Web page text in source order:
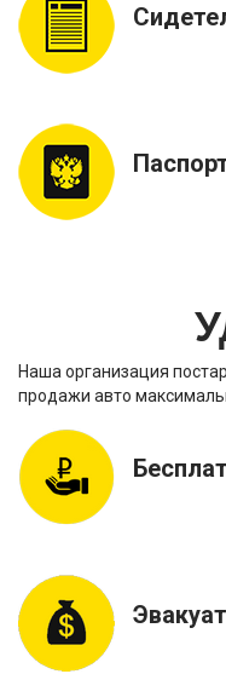
Наша организация
продажи авто